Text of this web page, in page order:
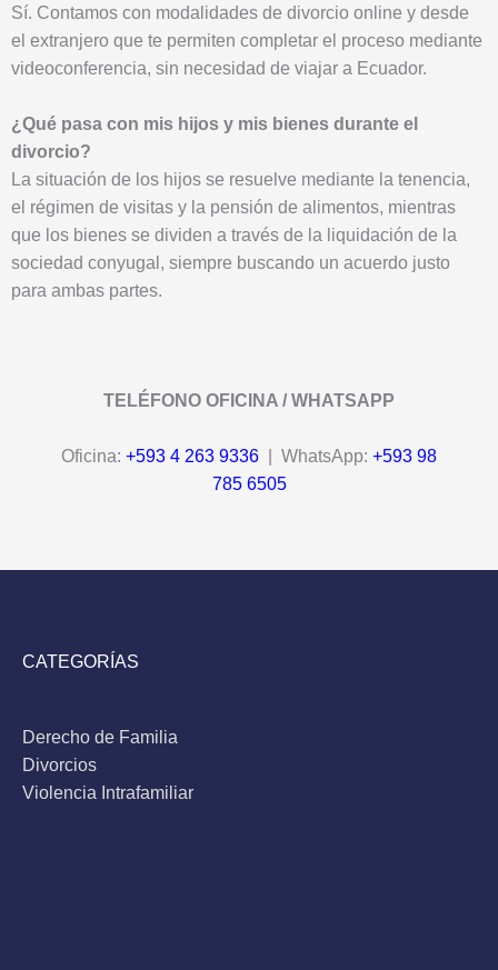
Sí. Contamos con modalidades de divorcio online y desde
el extranjero que te permiten completar el proceso mediante
videoconferencia, sin necesidad de viajar a Ecuador.
¿Qué pasa con mis hijos y mis bienes durante el
divorcio?
La situación de los hijos se resuelve mediante la tenencia,
el régimen de visitas y la pensión de alimentos, mientras
que los bienes se dividen a través de la liquidación de la
sociedad conyugal, siempre buscando un acuerdo justo
para ambas partes.
TELÉFONO OFICINA / WHATSAPP
Oficina: +593 4 263 9336 | WhatsApp: +593 98
785 6505
CATEGORÍAS
Derecho de Familia
Divorcios
Violencia Intrafamiliar